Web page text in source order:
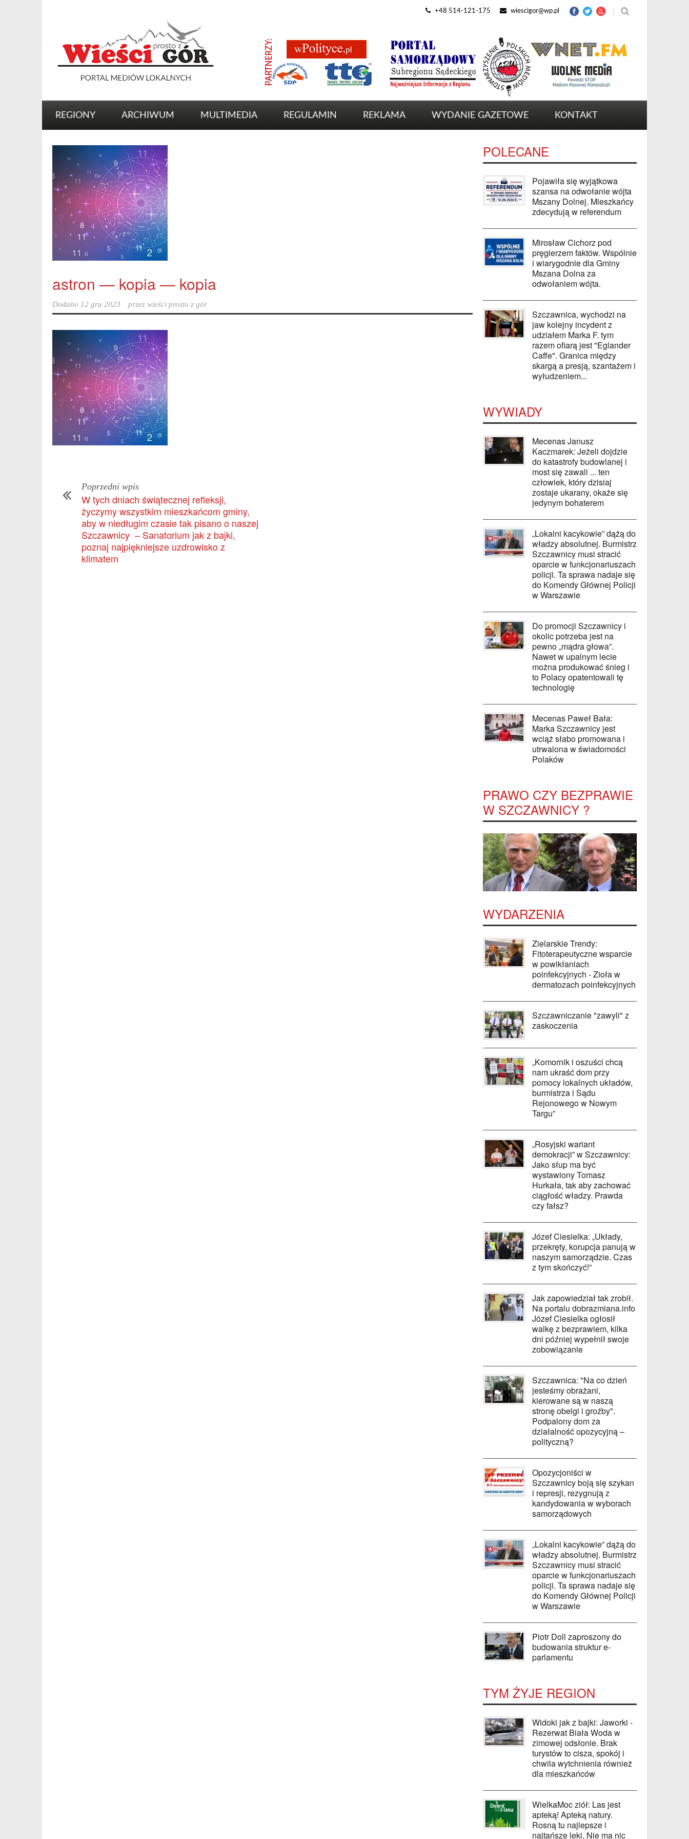
+48 514-121-175 wiescigor@wp.pl
REGIONY ARCHIWUM MULTIMEDIA REGULAMIN REKLAMA WYDANIE GAZETOWE KONTAKT
astron — kopia — kopia
Dodano 12 gru 2023 przez wieści prosto z gór
Poprzedni wpis
W tych dniach świątecznej refleksji,
życzymy wszystkim mieszkańcom gminy,
aby w niedługim czasie tak pisano o naszej
Szczawnicy – Sanatorium jak z bajki,
poznaj najpiękniejsze uzdrowisko z
klimatem
POLECANE
Pojawiła się wyjątkowa
szansa na odwołanie wójta
Mszany Dolnej. Mieszkańcy
zdecydują w referendum
Mirosław Cichorz pod
pręgierzem faktów. Wspólnie
i wiarygodnie dla Gminy
Mszana Dolna za
odwołaniem wójta.
Szczawnica, wychodzi na
jaw kolejny incydent z
udziałem Marka F. tym
razem ofiarą jest "Eglander
Caffe". Granica między
skargą a presją, szantażem i
wyłudzeniem...
WYWIADY
Mecenas Janusz
Kaczmarek: Jeżeli dojdzie
do katastrofy budowlanej i
most się zawali ... ten
człowiek, który dzisiaj
zostaje ukarany, okaże się
jedynym bohaterem
„Lokalni kacykowie” dążą do
władzy absolutnej. Burmistrz
Szczawnicy musi stracić
oparcie w funkcjonariuszach
policji. Ta sprawa nadaje się
do Komendy Głównej Policji
w Warszawie
Do promocji Szczawnicy i
okolic potrzeba jest na
pewno „mądra głowa”.
Nawet w upalnym lecie
można produkować śnieg i
to Polacy opatentowali tę
technologię
Mecenas Paweł Bała:
Marka Szczawnicy jest
wciąż słabo promowana i
utrwalona w świadomości
Polaków
PRAWO CZY BEZPRAWIE
W SZCZAWNICY ?
WYDARZENIA
Zielarskie Trendy:
Fitoterapeutyczne wsparcie
w powikłaniach
poinfekcyjnych - Zioła w
dermatozach poinfekcyjnych
Szczawniczanie "zawyli" z
zaskoczenia
„Komornik i oszuści chcą
nam ukraść dom przy
pomocy lokalnych układów,
burmistrza i Sądu
Rejonowego w Nowym
Targu”
„Rosyjski wariant
demokracji” w Szczawnicy:
Jako słup ma być
wystawiony Tomasz
Hurkała, tak aby zachować
ciągłość władzy. Prawda
czy fałsz?
Józef Ciesielka: „Układy,
przekręty, korupcja panują w
naszym samorządzie. Czas
z tym skończyć!”
Jak zapowiedział tak zrobił.
Na portalu dobrazmiana.info
Józef Ciesielka ogłosił
walkę z bezprawiem, kilka
dni później wypełnił swoje
zobowiązanie
Szczawnica: "Na co dzień
jesteśmy obrażani,
kierowane są w naszą
stronę obelgi i groźby".
Podpalony dom za
działalność opozycyjną –
polityczną?
Opozycjoniści w
Szczawnicy boją się szykan
i represji, rezygnują z
kandydowania w wyborach
samorządowych
„Lokalni kacykowie” dążą do
władzy absolutnej. Burmistrz
Szczawnicy musi stracić
oparcie w funkcjonariuszach
policji. Ta sprawa nadaje się
do Komendy Głównej Policji
w Warszawie
Piotr Doll zaproszony do
budowania struktur e-
parlamentu
TYM ŻYJE REGION
Widoki jak z bajki: Jaworki -
Rezerwat Biała Woda w
zimowej odsłonie. Brak
turystów to cisza, spokój i
chwila wytchnienia również
dla mieszkańców
WielkaMoc ziół: Las jest
apteką! Apteką natury.
Rosną tu najlepsze i
najtańsze leki. Nie ma nic